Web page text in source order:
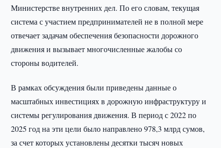
Министерстве внутренних дел. По его словам, текущая
система с участием предпринимателей не в полной мере
отвечает задачам обеспечения безопасности дорожного
движения и вызывает многочисленные жалобы со
стороны водителей.
В рамках обсуждения были приведены данные о
масштабных инвестициях в дорожную инфраструктуру и
системы регулирования движения. В период с 2022 по
2025 год на эти цели было направлено 978,3 млрд сумов,
за счет которых установлены десятки тысяч новых